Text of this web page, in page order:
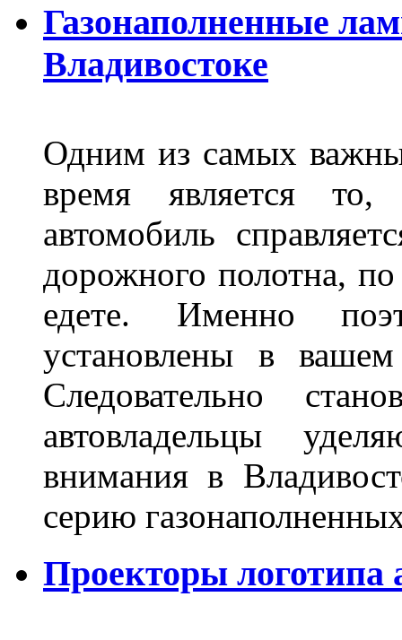
Газонаполненные
Владивостоке
Одним из самых
время является то,
автомобиль
дорожного полотна,
едете. Именно
установлены в
Следовательно
автовладельцы
внимания в
серию
Проекторы логотипа